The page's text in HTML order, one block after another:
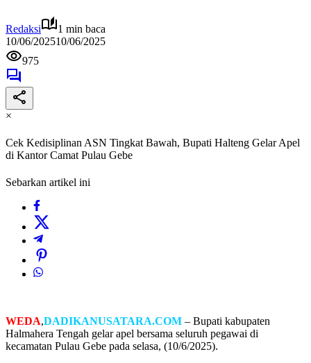
Redaksi
1 min baca
10/06/202510/06/2025
975
×
Cek Kedisiplinan ASN Tingkat Bawah, Bupati Halteng Gelar Apel
di Kantor Camat Pulau Gebe
Sebarkan artikel ini
WEDA,DADIKANUSATARA.COM – Bupati kabupaten
Halmahera Tengah gelar apel bersama seluruh pegawai di
kecamatan Pulau Gebe pada selasa, (10/6/2025).